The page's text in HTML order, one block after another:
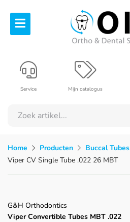
Mijn catalogus
Service
Home Producten Buccal Tubes
Viper CV Single Tube .022 26 MBT
G&H Orthodontics
Viper Convertible Tubes MBT .022